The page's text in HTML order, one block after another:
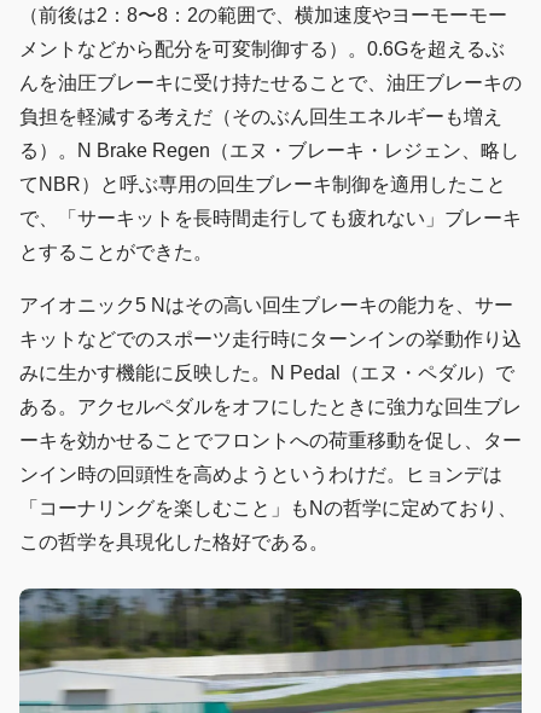
（前後は2：8〜8：2の範囲で、横加速度やヨーモーモー
メントなどから配分を可変制御する）。0.6Gを超えるぶ
んを油圧ブレーキに受け持たせることで、油圧ブレーキの
負担を軽減する考えだ（そのぶん回生エネルギーも増え
る）。N Brake Regen（エヌ・ブレーキ・レジェン、略し
てNBR）と呼ぶ専用の回生ブレーキ制御を適用したこと
で、「サーキットを長時間走行しても疲れない」ブレーキ
とすることができた。
アイオニック5 Nはその高い回生ブレーキの能力を、サー
キットなどでのスポーツ走行時にターンインの挙動作り込
みに生かす機能に反映した。N Pedal（エヌ・ペダル）で
ある。アクセルペダルをオフにしたときに強力な回生ブレ
ーキを効かせることでフロントへの荷重移動を促し、ター
ンイン時の回頭性を高めようというわけだ。ヒョンデは
「コーナリングを楽しむこと」もNの哲学に定めており、
この哲学を具現化した格好である。